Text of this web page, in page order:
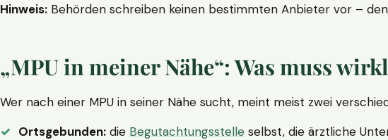
Hinweis: Behörden schreiben keinen bestimmten Anbieter vor –
„MPU in meiner Nähe“: Was muss
Wer nach einer MPU in seiner Nähe sucht, meint meist zwei
Ortsgebunden: die Begutachtungsstelle selbst, die ärztliche